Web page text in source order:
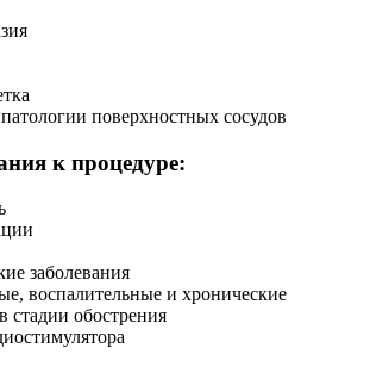
поверхностных сосудов
к процедуре:
заболевания
воспалительные и хронические
стадии обострения